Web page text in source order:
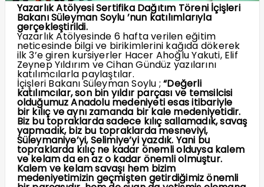
Yazarlık Atölyesi Sertifika Dağıtım Töreni İçişleri
Bakanı Süleyman Soylu ’nun katılımlarıyla
gerçekleştirildi.
Yazarlık Atölyesinde 6 hafta verilen eğitim
neticesinde bilgi ve birikimlerini kağıda dökerek
ilk 3’e giren kursiyerler Hacer Ahoğlu Yakuti, Elif
Zeynep Yıldırım ve Cihan Gündüz yazılarını
katılımcılarla paylaştılar.
İçişleri Bakanı Süleyman Soylu ; “Değerli
katılımcılar, son bin yıldır parçası ve temsilcisi
olduğumuz Anadolu medeniyeti esas itibariyle
bir kılıç ve aynı zamanda bir kale medeniyetidir.
Biz bu topraklarda sadece kılıç sallamadık, savaş
yapmadık, biz bu topraklarda mesneviyi,
Süleymaniye’yi, Selimiye’yi yazdık. Yani bu
topraklarda kılıç ne kadar önemli olduysa kalem
ve kelam da en az o kadar önemli olmuştur.
Kalem ve kelam savaşı hem bizim
medeniyetimizin geçmişten getirdiğimiz önemli